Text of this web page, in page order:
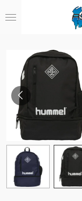
Hauptinhalt